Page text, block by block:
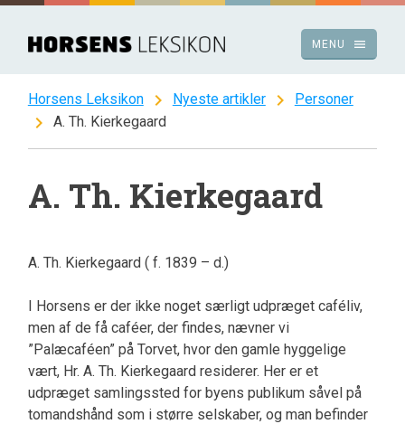
Spring
indhold
menu
MENU
Horsens Leksikon chevron_right Nyeste artikler chevron_right Personer
chevron_right A. Th. Kierkegaard
A. Th. Kierkegaard
A. Th. Kierkegaard ( f. 1839 – d.)
I Horsens er der ikke noget særligt udpræget caféliv,
men af de få caféer, der findes, nævner vi
”Palæcaféen” på Torvet, hvor den gamle hyggelige
vært, Hr. A. Th. Kierkegaard residerer. Her er et
udpræget samlingssted for byens publikum såvel på
tomandshånd som i større selskaber, og man befinder